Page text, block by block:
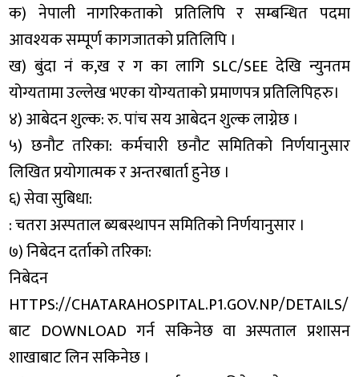
क) नेपाली नागरिकताको प्रतिलिपि र सम्बन्धित पदमा
आवश्यक सम्पूर्ण कागजातको प्रतिलिपि ।
ख) बुंदा नं क,ख र ग का लागि SLC/SEE देखि न्युनतम
योग्यतामा उल्लेख भएका योग्यताको प्रमाणपत्र प्रतिलिपिहरु।
४) आबेदन शुल्क: रु. पांच सय आबेदन शुल्क लाग्नेछ ।
५) छनौट तरिका: कर्मचारी छनौट समितिको निर्णयानुसार
लिखित प्रयोगात्मक र अन्तरबार्ता हुनेछ ।
६) सेवा सुबिधा:
: चतरा अस्पताल ब्यबस्थापन समितिको निर्णयानुसार ।
७) निबेदन दर्ताको तरिका:
निबेदन
HTTPS://CHATARAHOSPITAL.P1.GOV.NP/DETAILS/
बाट DOWNLOAD गर्न सकिनेछ वा अस्पताल प्रशासन
शाखाबाट लिन सकिनेछ ।